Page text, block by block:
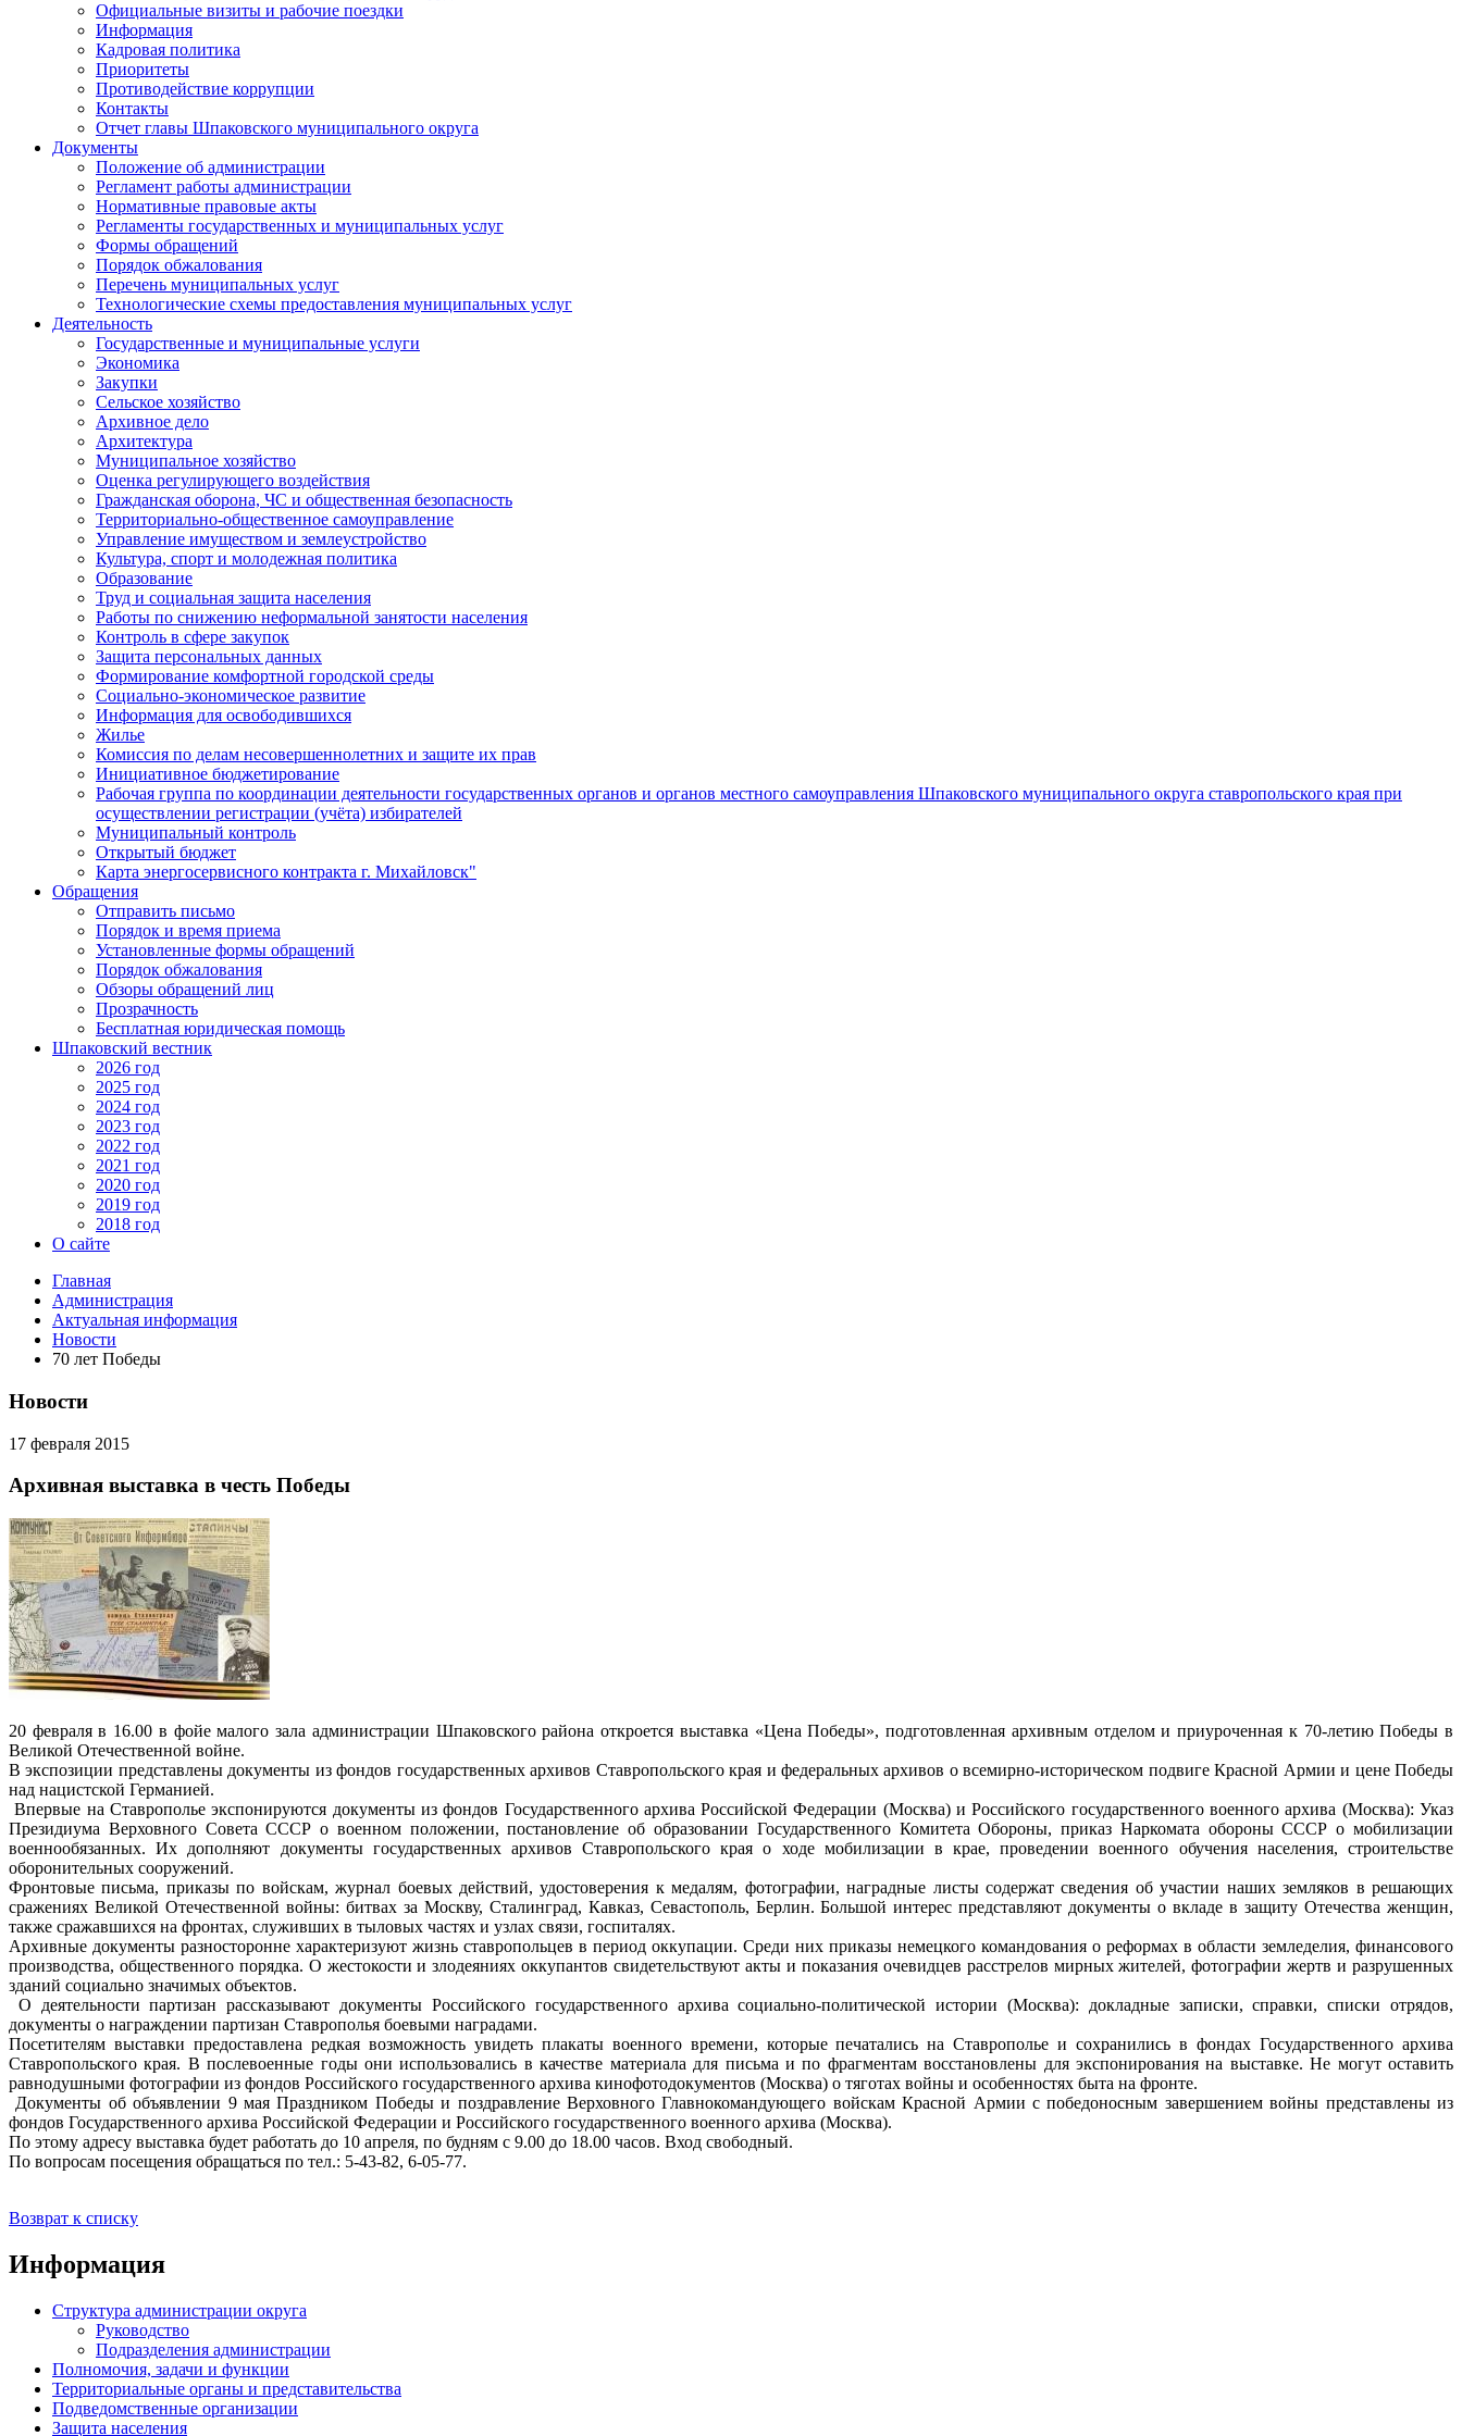
Официальные визиты и рабочие поездки
Информация
Кадровая политика
Приоритеты
Противодействие коррупции
Контакты
Отчет главы Шпаковского муниципального округа
Документы
Положение об администрации
Регламент работы администрации
Нормативные правовые акты
Регламенты государственных и муниципальных услуг
Формы обращений
Порядок обжалования
Перечень муниципальных услуг
Технологические схемы предоставления муниципальных услуг
Деятельность
Государственные и муниципальные услуги
Экономика
Закупки
Сельское хозяйство
Архивное дело
Архитектура
Муниципальное хозяйство
Оценка регулирующего воздействия
Гражданская оборона, ЧС и общественная безопасность
Территориально-общественное самоуправление
Управление имуществом и землеустройство
Культура, спорт и молодежная политика
Образование
Труд и социальная защита населения
Работы по снижению неформальной занятости населения
Контроль в сфере закупок
Защита персональных данных
Формирование комфортной городской среды
Социально-экономическое развитие
Информация для освободившихся
Жилье
Комиссия по делам несовершеннолетних и защите их прав
Инициативное бюджетирование
Рабочая группа по координации деятельности государственных органов и органов местного самоуправления Шпаковского муниципального округа ставропольского края при
осуществлении регистрации (учёта) избирателей
Муниципальный контроль
Открытый бюджет
Карта энергосервисного контракта г. Михайловск"
Обращения
Отправить письмо
Порядок и время приема
Установленные формы обращений
Порядок обжалования
Обзоры обращений лиц
Прозрачность
Бесплатная юридическая помощь
Шпаковский вестник
2026 год
2025 год
2024 год
2023 год
2022 год
2021 год
2020 год
2019 год
2018 год
О сайте
Главная
Администрация
Актуальная информация
Новости
70 лет Победы
Новости
17 февраля 2015
Архивная выставка в честь Победы
20 февраля в 16.00 в фойе малого зала администрации Шпаковского района откроется выставка «Цена Победы», подготовленная архивным отделом и приуроченная к 70-летию Победы в
Великой Отечественной войне.
В экспозиции представлены документы из фондов государственных архивов Ставропольского края и федеральных архивов о всемирно-историческом подвиге Красной Армии и цене Победы
над нацистской Германией.
Впервые на Ставрополье экспонируются документы из фондов Государственного архива Российской Федерации (Москва) и Российского государственного военного архива (Москва): Указ
Президиума Верховного Совета СССР о военном положении, постановление об образовании Государственного Комитета Обороны, приказ Наркомата обороны СССР о мобилизации
военнообязанных. Их дополняют документы государственных архивов Ставропольского края о ходе мобилизации в крае, проведении военного обучения населения, строительстве
оборонительных сооружений.
Фронтовые письма, приказы по войскам, журнал боевых действий, удостоверения к медалям, фотографии, наградные листы содержат сведения об участии наших земляков в решающих
сражениях Великой Отечественной войны: битвах за Москву, Сталинград, Кавказ, Севастополь, Берлин. Большой интерес представляют документы о вкладе в защиту Отечества женщин,
также сражавшихся на фронтах, служивших в тыловых частях и узлах связи, госпиталях.
Архивные документы разносторонне характеризуют жизнь ставропольцев в период оккупации. Среди них приказы немецкого командования о реформах в области земледелия, финансового
производства, общественного порядка. О жестокости и злодеяниях оккупантов свидетельствуют акты и показания очевидцев расстрелов мирных жителей, фотографии жертв и разрушенных
зданий социально значимых объектов.
О деятельности партизан рассказывают документы Российского государственного архива социально-политической истории (Москва): докладные записки, справки, списки отрядов,
документы о награждении партизан Ставрополья боевыми наградами.
Посетителям выставки предоставлена редкая возможность увидеть плакаты военного времени, которые печатались на Ставрополье и сохранились в фондах Государственного архива
Ставропольского края. В послевоенные годы они использовались в качестве материала для письма и по фрагментам восстановлены для экспонирования на выставке. Не могут оставить
равнодушными фотографии из фондов Российского государственного архива кинофотодокументов (Москва) о тяготах войны и особенностях быта на фронте.
Документы об объявлении 9 мая Праздником Победы и поздравление Верховного Главнокомандующего войскам Красной Армии с победоносным завершением войны представлены из
фондов Государственного архива Российской Федерации и Российского государственного военного архива (Москва).
По этому адресу выставка будет работать до 10 апреля, по будням с 9.00 до 18.00 часов. Вход свободный.
По вопросам посещения обращаться по тел.: 5-43-82, 6-05-77.
Возврат к списку
Информация
Структура администрации округа
Руководство
Подразделения администрации
Полномочия, задачи и функции
Территориальные органы и представительства
Подведомственные организации
Защита населения